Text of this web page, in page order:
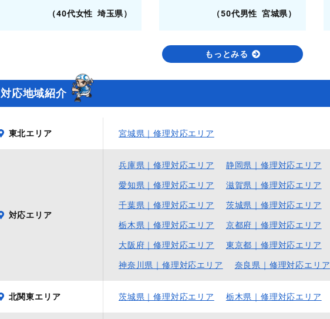
（40代女性 埼玉県） （50代男性 宮城県）
もっとみる
対応地域紹介
東北エリア 宮城県｜修理対応エリア
対応エリア
兵庫県｜修理対応エリア 静岡県｜修理対応エリア
愛知県｜修理対応エリア 滋賀県｜修理対応エリア
千葉県｜修理対応エリア 茨城県｜修理対応エリア
栃木県｜修理対応エリア 京都府｜修理対応エリア
大阪府｜修理対応エリア 東京都｜修理対応エリア
神奈川県｜修理対応エリア 奈良県｜修理対応エリア
北関東エリア 茨城県｜修理対応エリア 栃木県｜修理対応エリア